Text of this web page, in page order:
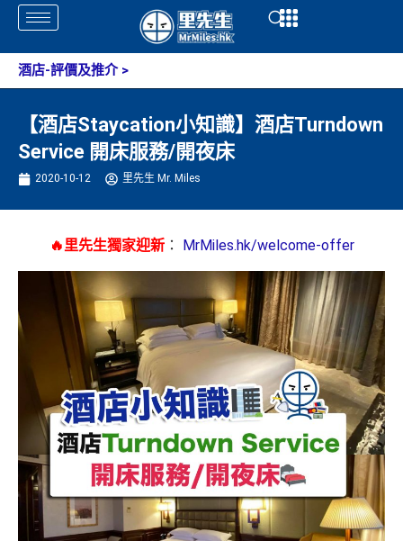
Skip
content
Open
酒店-評價及推介>
【酒店Staycation小知識】酒店Turndown
Service 開床服務/開夜床
2020-10-12 里先生 Mr. Miles
🔥里先生獨家迎新： MrMiles.hk/welcome-offer